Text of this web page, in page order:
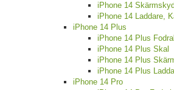
iPhone 14
iPhone 14 Laddare,
iPhone 14 Plus
iPhone 14 Plus Fodral
iPhone 14 Plus Skal
iPhone 14 Plus
iPhone 14 Plus
iPhone 14 Pro